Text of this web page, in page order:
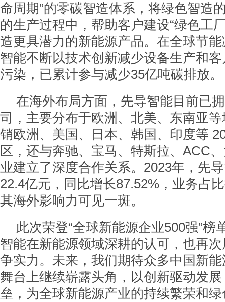
命周期”的零碳智造体系，将绿色智造
的生产过程中，帮助客户建设“绿色工
造更具潜力的新能源产品。在全球节
智能不断以技术创新减少设备生产和
污染，已累计参与减少35亿吨碳排放。
在海外布局方面，先导智能目前已
司，主要分布于欧洲、北美、东南亚
销欧洲、美国、日本、韩国、印度等
区，还与奔驰、宝马、特斯拉、ACC
业建立了深度合作关系。2023年，先
22.4亿元，同比增长87.52%，业务占
其海外影响力可见一斑。
此次荣登“全球新能源企业500强”榜
智能在新能源领域深耕的认可，也再
争实力。未来，我们期待众多中国新
舞台上继续崭露头角，以创新驱动发
垒，为全球新能源产业的持续繁荣和